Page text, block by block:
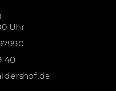
Uhr
40